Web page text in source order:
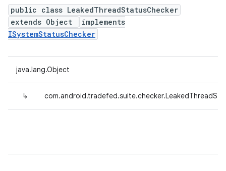
public class LeakedThreadStatusChecker
extends Object
implements
ISystemStatusChecker
java.lang.Object
↳